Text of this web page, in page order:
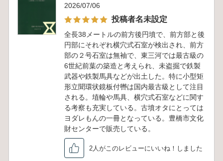
2026/07/06
投稿者名未設定
全長38メートルの前方後円墳で、前方部と後
円部にそれぞれ横穴式石室が検出され、前方
部の２号石室は無袖で、東三河では最古級の
6世紀前葉の築造と考えられ、未盗掘で鉄製
武器や鉄製馬具などが出土した。特に小型矩
形立聞環状鏡板付轡は国内最古級として注目
される。埴輪や馬具、横穴式石室などに関す
る考察も充実している。古墳オタにとっては
ヨダレもんの一冊となっている。豊橋市文化
財センターで販売している。
2人がこのレビューにいいね！しました